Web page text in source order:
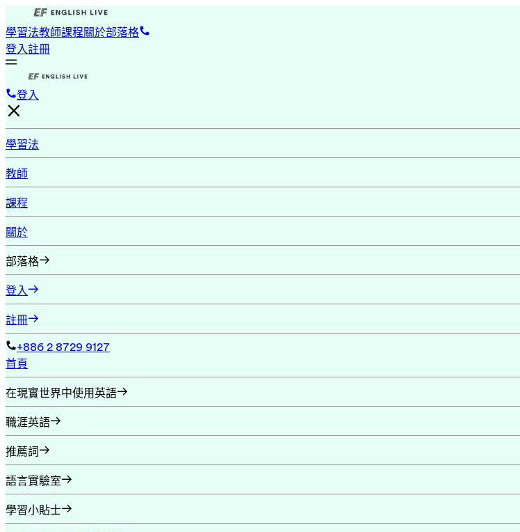
學習法教師課程關於部落格
登入註冊
登入
學習法
教師
課程
關於
部落格
登入
註冊
+886 2 8729 9127
首頁
在現實世界中使用英語
職涯英語
推薦詞
語言實驗室
學習小貼士